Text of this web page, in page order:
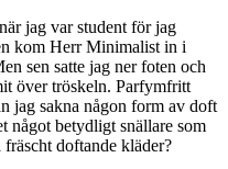
jag var student för jag
kom Herr Minimalist in i
sen satte jag ner foten och
över tröskeln. Parfymfritt
jag sakna någon form av doft
något betydligt snällare som
doftande kläder?